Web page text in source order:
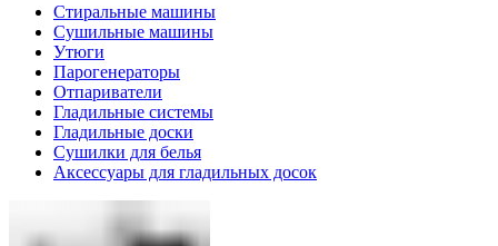
Стиральные машины
Сушильные машины
Утюги
Парогенераторы
Отпариватели
Гладильные системы
Гладильные доски
Сушилки для белья
Аксессуары для гладильных досок